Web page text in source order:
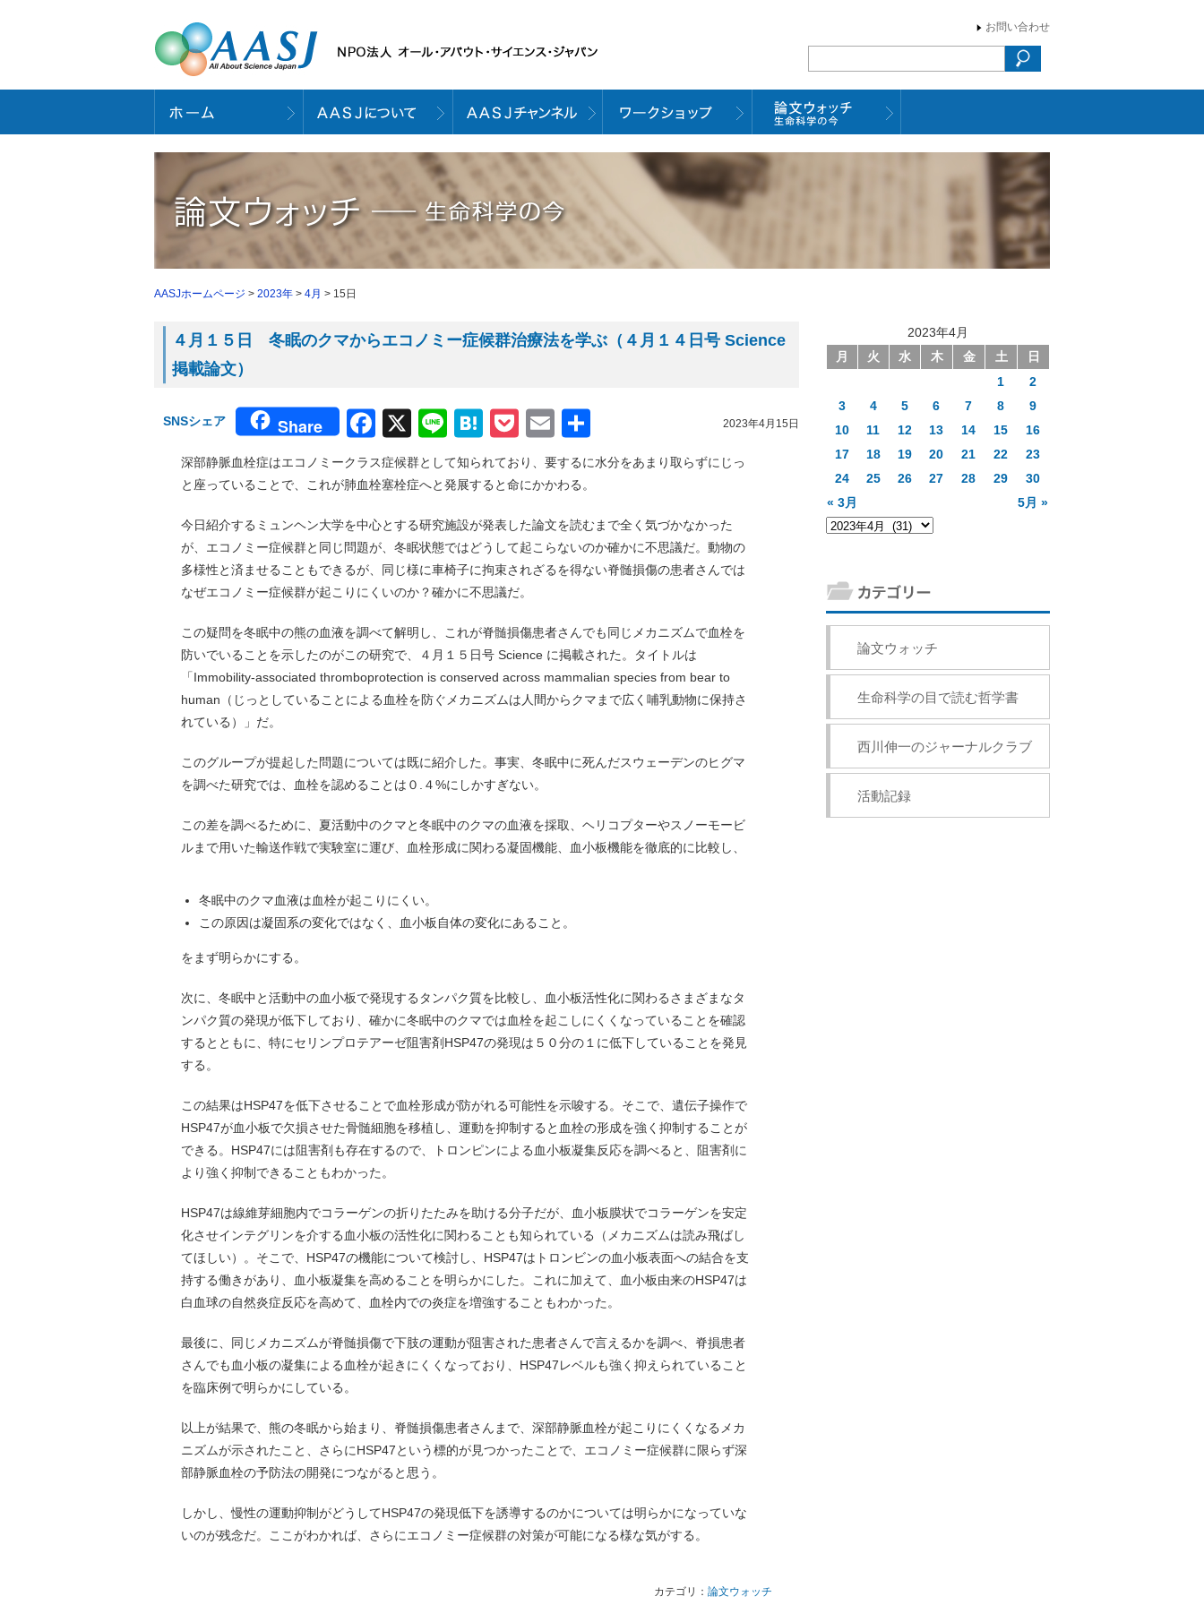
お問い合わせ
AASJホームページ > 2023年 > 4月 > 15日
４月１５日 冬眠のクマからエコノミー症候群治療法を学ぶ（４月１４日号 Science
掲載論文）
2023年4月15日
SNSシェア Share Facebook
X LineHatena
Pocket
Email
有
深部静脈血栓症はエコノミークラス症候群として知られており、要するに水分をあまり取らずにじっ
と座っていることで、これが肺血栓塞栓症へと発展すると命にかかわる。
今日紹介するミュンヘン大学を中心とする研究施設が発表した論文を読むまで全く気づかなかった
が、エコノミー症候群と同じ問題が、冬眠状態ではどうして起こらないのか確かに不思議だ。動物の
多様性と済ませることもできるが、同じ様に車椅子に拘束されざるを得ない脊髄損傷の患者さんでは
なぜエコノミー症候群が起こりにくいのか？確かに不思議だ。
この疑問を冬眠中の熊の血液を調べて解明し、これが脊髄損傷患者さんでも同じメカニズムで血栓を
防いでいることを示したのがこの研究で、４月１５日号 Science に掲載された。タイトルは
「Immobility-associated thromboprotection is conserved across mammalian species from bear to
human（じっとしていることによる血栓を防ぐメカニズムは人間からクマまで広く哺乳動物に保持さ
れている）」だ。
このグループが提起した問題については既に紹介した。事実、冬眠中に死んだスウェーデンのヒグマ
を調べた研究では、血栓を認めることは０.４%にしかすぎない。
この差を調べるために、夏活動中のクマと冬眠中のクマの血液を採取、ヘリコプターやスノーモービ
ルまで用いた輸送作戦で実験室に運び、血栓形成に関わる凝固機能、血小板機能を徹底的に比較し、
冬眠中のクマ血液は血栓が起こりにくい。
この原因は凝固系の変化ではなく、血小板自体の変化にあること。
をまず明らかにする。
次に、冬眠中と活動中の血小板で発現するタンパク質を比較し、血小板活性化に関わるさまざまなタ
ンパク質の発現が低下しており、確かに冬眠中のクマでは血栓を起こしにくくなっていることを確認
するとともに、特にセリンプロテアーゼ阻害剤HSP47の発現は５０分の１に低下していることを発見
する。
この結果はHSP47を低下させることで血栓形成が防がれる可能性を示唆する。そこで、遺伝子操作で
HSP47が血小板で欠損させた骨髄細胞を移植し、運動を抑制すると血栓の形成を強く抑制することが
できる。HSP47には阻害剤も存在するので、トロンピンによる血小板凝集反応を調べると、阻害剤に
より強く抑制できることもわかった。
HSP47は線維芽細胞内でコラーゲンの折りたたみを助ける分子だが、血小板膜状でコラーゲンを安定
化させインテグリンを介する血小板の活性化に関わることも知られている（メカニズムは読み飛ばし
てほしい）。そこで、HSP47の機能について検討し、HSP47はトロンビンの血小板表面への結合を支
持する働きがあり、血小板凝集を高めることを明らかにした。これに加えて、血小板由来のHSP47は
白血球の自然炎症反応を高めて、血栓内での炎症を増強することもわかった。
最後に、同じメカニズムが脊髄損傷で下肢の運動が阻害された患者さんで言えるかを調べ、脊損患者
さんでも血小板の凝集による血栓が起きにくくなっており、HSP47レベルも強く抑えられていること
を臨床例で明らかにしている。
以上が結果で、熊の冬眠から始まり、脊髄損傷患者さんまで、深部静脈血栓が起こりにくくなるメカ
ニズムが示されたこと、さらにHSP47という標的が見つかったことで、エコノミー症候群に限らず深
部静脈血栓の予防法の開発につながると思う。
しかし、慢性の運動抑制がどうしてHSP47の発現低下を誘導するのかについては明らかになっていな
いのが残念だ。ここがわかれば、さらにエコノミー症候群の対策が可能になる様な気がする。
カテゴリ： 論文ウォッチ
2023年4月
月
火 水 木 金 土 日
« 3月 5月 »
1
2
3
4 5 6 7 8
9
10
11 12 13 14 15
16
17
18 19 20 21 22
23
24
25 26 27 28 29 30
論文ウォッチ
生命科学の目で読む哲学書
西川伸一のジャーナルクラブ
活動記録